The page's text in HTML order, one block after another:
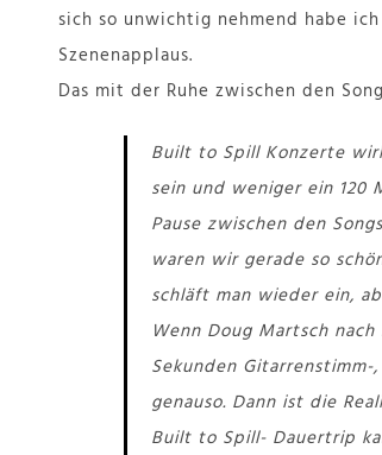
sich so unwichtig nehmend habe
Szenenapplaus.
Das mit der Ruhe zwischen den
Built to Spill Konzerte
sein und weniger ein 120
Pause zwischen den
waren wir gerade so
schläft man wieder ein,
Wenn Doug Martsch
Sekunden
genauso. Dann ist die
Built to Spill- Dauertrip